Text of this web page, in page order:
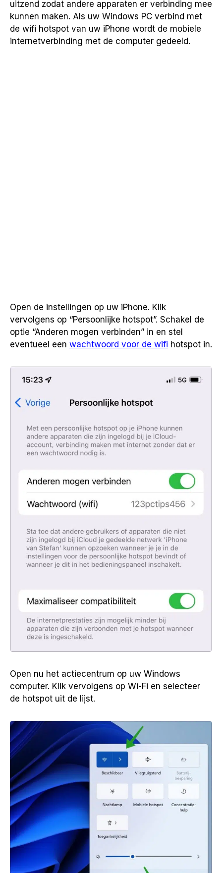
uitzend zodat andere apparaten er verbinding mee
kunnen maken. Als uw Windows PC verbind met
de wifi hotspot van uw iPhone wordt de mobiele
internetverbinding met de computer gedeeld.
Open de instellingen op uw iPhone. Klik
vervolgens op “Persoonlijke hotspot”. Schakel de
optie “Anderen mogen verbinden” in en stel
eventueel een wachtwoord voor de wifi hotspot in.
Open nu het actiecentrum op uw Windows
computer. Klik vervolgens op Wi-Fi en selecteer
de hotspot uit de lijst.